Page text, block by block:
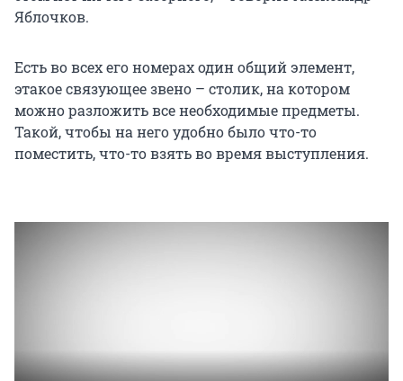
Яблочков.
Есть во всех его номерах один общий элемент,
этакое связующее звено – столик, на котором
можно разложить все необходимые предметы.
Такой, чтобы на него удобно было что-то
поместить, что-то взять во время выступления.